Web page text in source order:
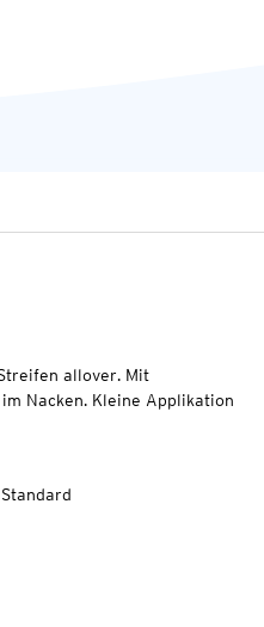
allover. Mit
Nacken. Kleine Applikation